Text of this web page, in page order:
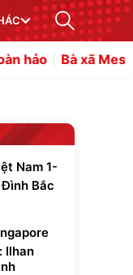
khoe dáng
Bắc
Ilhan